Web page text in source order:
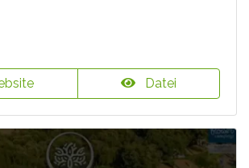
Datei